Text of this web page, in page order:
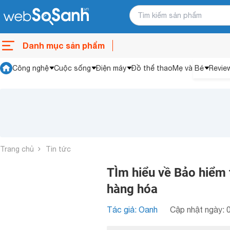
Danh mục sản phẩm
Công nghệ Cuộc sống Điện máy Đồ thể thaoMẹ và Bé
Trang chủ Tin tức
TÌm hiểu về Bảo
hàng hóa
Tác giả: Oanh Cập nhật ngày: